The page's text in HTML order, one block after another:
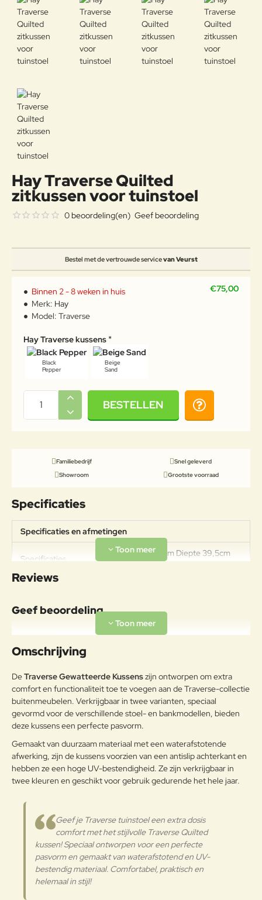
Hay Traverse Quilted
zitkussen voor tuinstoel
Bestel met de vertrouwde servicevan Veurst
0 beoordeling(en) Geef beoordeling
€75,00
Binnen 2 - 8 weken in huis
Merk: Hay
Model: Traverse
Hay Traverse kussens
Black
Pepper
Beige
Sand
BESTELLEN
Familiebedrijf
Snel geleverd
Showroom
Grootste voorraad
Specificaties
Specificaties en afmetingen
Specificaties
Breedte 46,5cm Diepte 39,5cm
Buitenstof
synthetische stof die bekend staat
om zijn duurzaamheid,
productieproces volledig
doordrongen met kleur, waardoor
de stof beter bestand is tegen
vervaging door zonlicht of intensief
gebruik.Dankzij de
de stof water en vuil effectief af,
wat ideaal is voor gebruik
buitenshuis. Dit maakt het
materiaal niet alleen gemakkelijk
en andere buitenaccessoires die
bestand moeten zijn tegen
uiteenlopende
weersomstandigheden.
Onderhoudsadvies
Reviews
Geef beoordeling
Uw naam:
g:
Note: HTML-code wordt niet vertaald!
Waardering:
Waarderin
g:
Slecht Goed
Verder
Omschrijving
DeTraverse Gewatteerde Kussenszijn ontworpen om extra
comfort en functionaliteit toe te voegen aan de Traverse-collectie
buitenmeubelen. Verkrijgbaar in twee varianten, speciaal
gevormd voor de verschillende stoel- en bankmodellen, bieden
deze kussens een perfecte pasvorm.
Gemaakt van duurzaam materiaal met een waterafstotende
afwerking, zijn de kussens voorzien van een antislip achterkant en
hebben ze een hoge UV-bestendigheid. Ze zijn verkrijgbaar in
twee kleuren en geschikt voor gebruik gedurende het hele jaar.
Geef je Traverse tuinstoel een extra dosis
comfort met het stijlvolle Traverse Quilted
kussen! Speciaal ontworpen voor een perfecte
pasvorm en gemaakt van waterafstotend en UV-
bestendig materiaal. Comfortabel, praktisch en
helemaal in stijl!